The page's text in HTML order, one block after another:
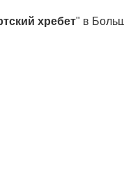
хребет" в